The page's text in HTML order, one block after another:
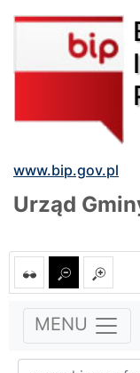
www.bip.gov.pl
Urząd
MENU